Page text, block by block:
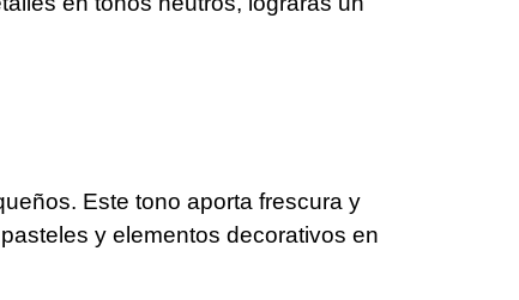
Este tono aporta frescura y
y elementos decorativos en